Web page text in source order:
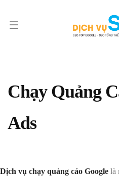
Chạy Quảng
Ads
Dịch vụ chạy quảng cáo Google là